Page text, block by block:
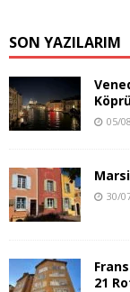
SON YAZILARIM
05/
30/
21